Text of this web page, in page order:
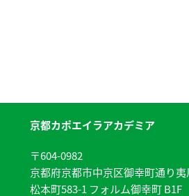
京都カポエイラアカデミア
〒604-0982
京都府京都市中京区御幸町通り
松本町583-1 フォルム御幸町 B1F